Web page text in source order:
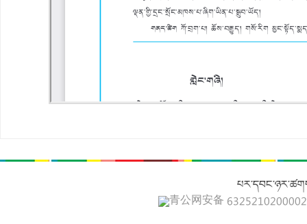
青公网安备